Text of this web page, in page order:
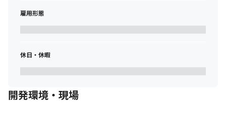
雇用形態
休日・休暇
開発環境・現場